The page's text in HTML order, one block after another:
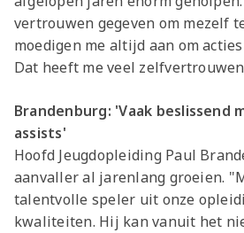
vertrouwen gegeven om mezelf
moedigen me altijd aan om
Dat heeft me veel
Brandenburg: 'Vaak beslissend
assists'
Hoofd Jeugdopleiding Paul
aanvaller al jarenlang groeien.
talentvolle speler uit onze
kwaliteiten. Hij kan vanuit het